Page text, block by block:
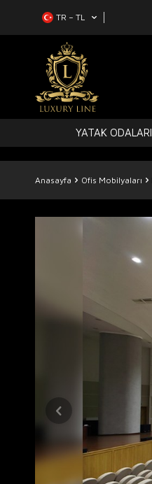
TR − TL
YATAK ODALARI
Anasayfa Ofis Mobilyaları